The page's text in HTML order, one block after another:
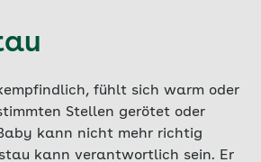
fühlt sich warm oder
Stellen gerötet oder
kann nicht mehr richtig
kann verantwortlich sein. Er